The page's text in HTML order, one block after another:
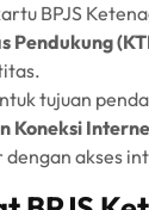
BPJS
Pendukung
tujuan
Koneksi
akses